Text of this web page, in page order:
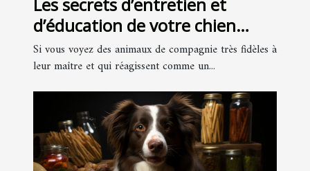
d’éducation de votre chien
sont-ils accessibles aussi
facilement ?
Si vous voyez des animaux de compagnie très fidèles à
leur maître et qui réagissent comme un...